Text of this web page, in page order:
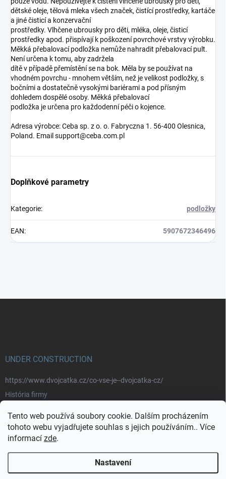
Tento web používá soubory cookie. Dalším procházením
tohoto webu vyjadřujete souhlas s jejich používáním.. Více
informací zde.
Nastavení
dětské oleje, tělová mleka všech značek, čistící prostředky, kartáče
a jiné čisticí a konzervační
prostředky. Vlhčene ubrousky pro děti, mléka, oleje, čisticí
prostředky apod. přispívají k poškození povrchové vrstvy výrobku.
Měkká přebalovací podložka nemůže nahradit přebalovací pult.
Není určena k tomu, aby zadržela
dítě v případě přemístění se na bok. Měla by se používat na
vhodném povrchu - mnohem větším, než je velikost podložky, s
bočními a dostatečně vysokými bariérami a pod přísným
dohledem dospělé osoby. Měkká přebalovací
podložka je určena pro každodenní péči o kojence.
Adresa výrobce: Ceba sp. z o. o. Fabryczna 1. 56-400 Olesnica,
Poland. Email support@ceba.com.pl
Doplňkové parametry
Kategorie: podložky
EAN: 5907672346496
UNDER CONSTRUCTION
https://www.dvojcatka.cz/co-vse-je--dvojcatka-cz/
História firmy
Značky
https://www.dvojcatka.cz/kontakty/>